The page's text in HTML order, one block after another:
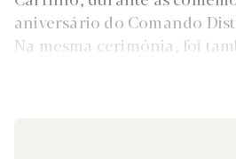
aniversário do Comando
Na mesma cerimónia, foi